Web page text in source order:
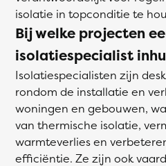
isolatie in topconditie te
Bij welke projecten
isolatiespecialist
Isolatiespecialisten zijn
rondom de installatie en
woningen en gebouwen,
van thermische isolatie,
warmteverlies en
efficiëntie. Ze zijn ook